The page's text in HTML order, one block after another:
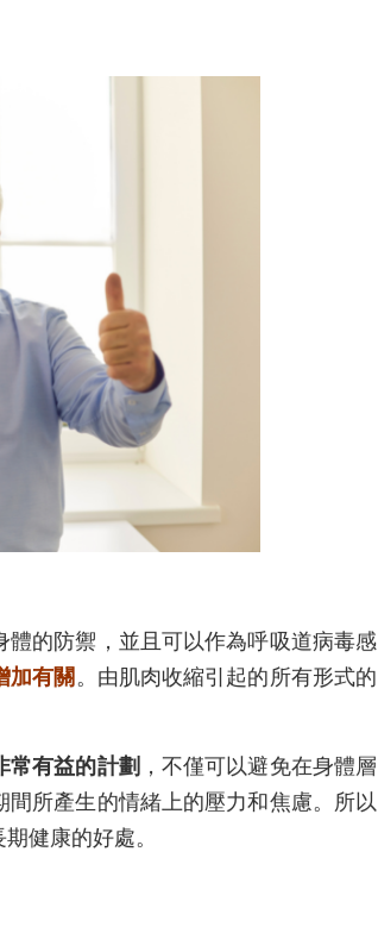
的防禦，並且可以作為呼吸道病毒感
加有關 。由肌肉收縮引起的所有形式的
常有益的計劃 ，不僅可以避免在身體層
所產生的情緒上的壓力和焦慮。所以
健康的好處。